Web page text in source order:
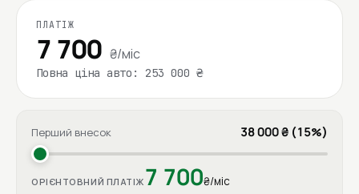
ПЛАТІЖ
7 700 ₴/міс
Повна ціна авто: 253 000 ₴
Перший внесок 38 000 ₴ (15%)
ОРІЄНТОВНИЙ ПЛАТІЖ 7 700₴/міс